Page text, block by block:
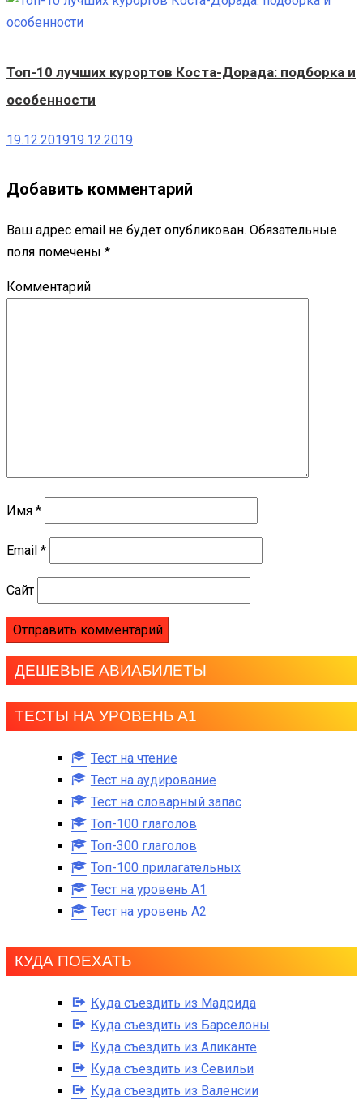
Топ-10 лучших курортов Коста-Дорада: подборка и
особенности
19.12.201919.12.2019
Добавить комментарий
Ваш адрес email не будет опубликован. Обязательные
поля помечены *
Комментарий
Имя *
Email *
Сайт
ДЕШЕВЫЕ АВИАБИЛЕТЫ
ТЕСТЫ НА УРОВЕНЬ А1
Тест на чтение
Тест на аудирование
Тест на словарный запас
Топ-100 глаголов
Топ-300 глаголов
Топ-100 прилагательных
Тест на уровень A1
Тест на уровень A2
КУДА ПОЕХАТЬ
Куда съездить из Мадрида
Куда съездить из Барселоны
Куда съездить из Аликанте
Куда съездить из Севильи
Куда съездить из Валенсии